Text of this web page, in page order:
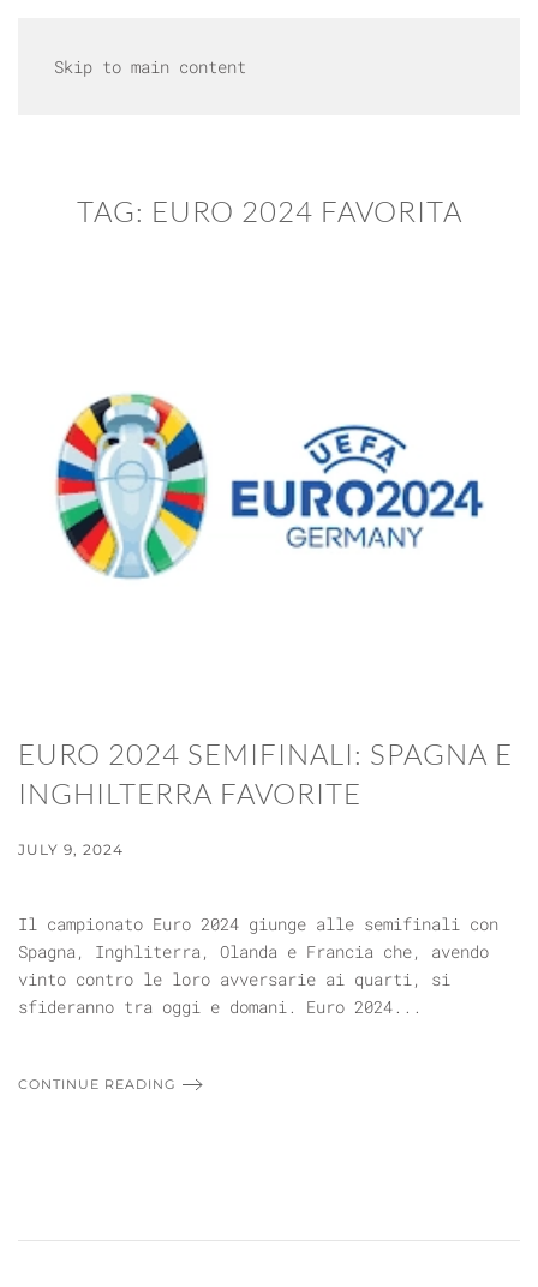
Skip to main content
TAG: EURO 2024 FAVORITA
EURO 2024 SEMIFINALI: SPAGNA E
INGHILTERRA FAVORITE
JULY 9, 2024
Il campionato Euro 2024 giunge alle semifinali con
Spagna, Inghliterra, Olanda e Francia che, avendo
vinto contro le loro avversarie ai quarti, si
sfideranno tra oggi e domani. Euro 2024...
CONTINUE READING